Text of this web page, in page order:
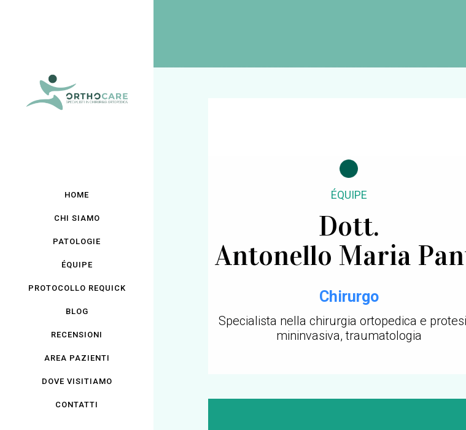
HOME
CHI SIAMO
PATOLOGIE
ÉQUIPE
PROTOCOLLO REQUICK
BLOG
RECENSIONI
AREA PAZIENTI
DOVE VISITIAMO
CONTATTI
ÉQUIPE
Dott.
Antonello Maria
Chirurgo
Specialista nella chirurgia ortopedica e
mininvasiva, traumatologia